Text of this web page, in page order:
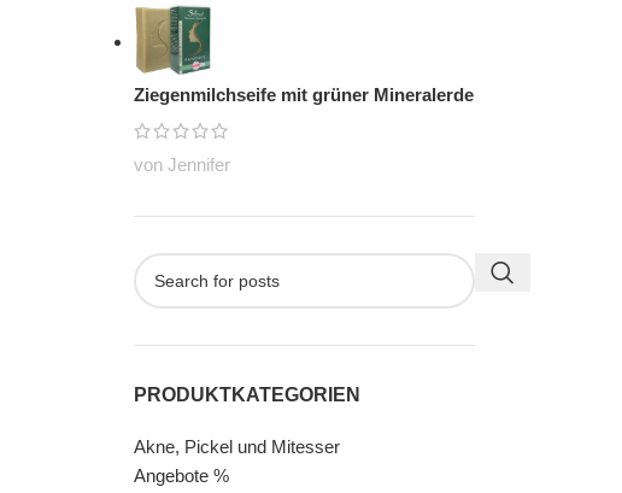
Ziegenmilchseife mit grüner Mineralerde
von Jennifer
PRODUKTKATEGORIEN
Akne, Pickel und Mitesser
Angebote %